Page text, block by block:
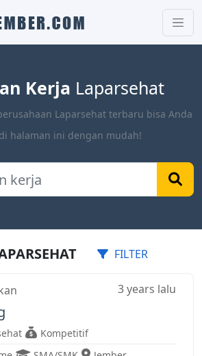
Kerja Laparsehat
Laparsehat terbaru bisa Anda
halaman ini dengan mudah!
FILTER
3 years lalu
Kompetitif